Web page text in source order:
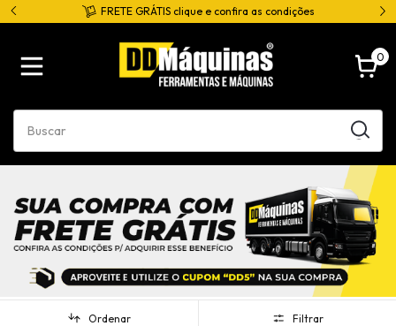
FRETE GRÁTIS clique e confira as condições
0
Ordenar Filtrar